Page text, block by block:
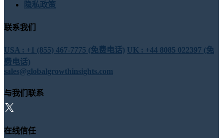
隐私政策
联系我们
USA : +1 (855) 467-7775 (免费电话) UK : +44 8085 022397 (免
费电话)
sales@globalgrowthinsights.com
与我们联系
在线信任